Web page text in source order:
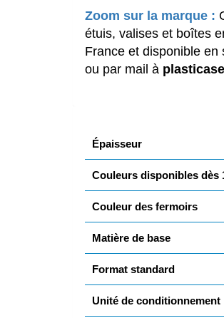
Zoom sur la marque :
étuis, valises et boîtes
France et disponible
ou par mail à
Épaisseur
Couleurs disponibles dès
Couleur des fermoirs
Matière de base
Format standard
Unité de conditionnement